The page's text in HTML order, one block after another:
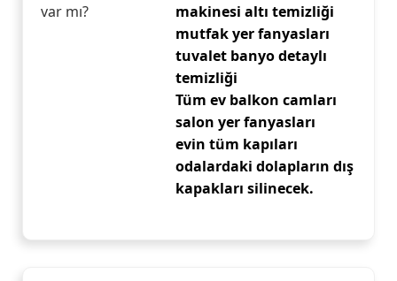
var mı?
makinesi altı temizliği
mutfak yer fanyasları
tuvalet banyo detaylı
temizliği
Tüm ev balkon camları
salon yer fanyasları
evin tüm kapıları
odalardaki dolapların dış
kapakları silinecek.